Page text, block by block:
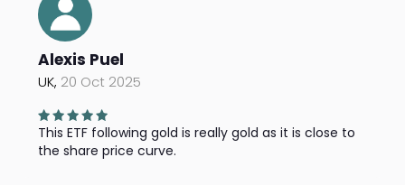
Alexis Puel
UK, 20 Oct 2025
This ETF following gold is really gold as it is close to
the share price curve.